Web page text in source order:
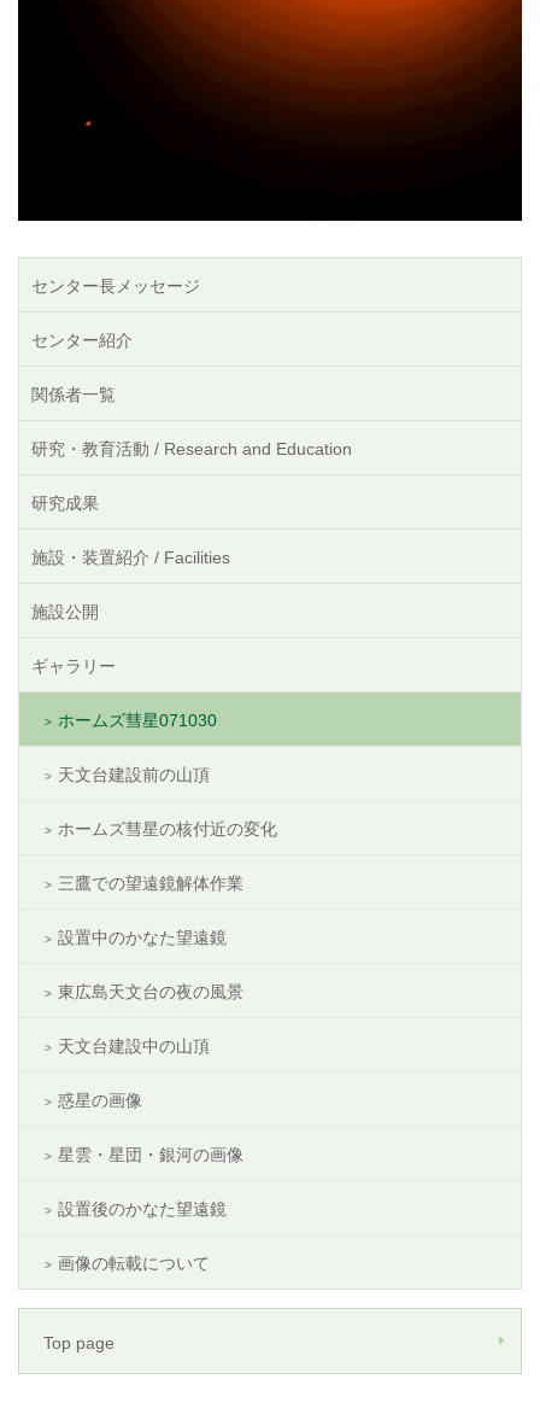
センター長メッセージ
センター紹介
関係者一覧
研究・教育活動 / Research and Education
研究成果
施設・装置紹介 / Facilities
施設公開
ギャラリー
ホームズ彗星071030
天文台建設前の山頂
ホームズ彗星の核付近の変化
三鷹での望遠鏡解体作業
設置中のかなた望遠鏡
東広島天文台の夜の風景
天文台建設中の山頂
惑星の画像
星雲・星団・銀河の画像
設置後のかなた望遠鏡
画像の転載について
Top page